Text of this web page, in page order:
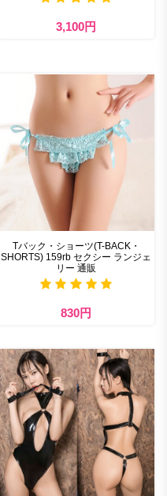
3,100円
Tバック・ショーツ(T-BACK・
SHORTS) 159rb セクシー ランジェ
リー 通販
830円